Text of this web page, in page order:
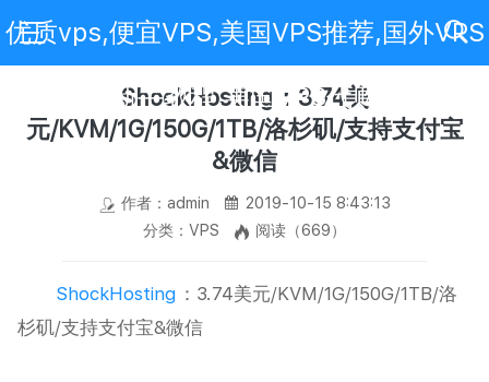
优质vps,便宜VPS,美国VPS推荐,国外VPS
评测,VPS新手教程,美国VPS代购,免费VPS
ShockHosting：3.74美
元/KVM/1G/150G/1TB/洛杉矶/支持支付宝
&微信
作者：admin
2019-10-15 8:43:13
分类：VPS
阅读（669）
ShockHosting ：3.74美元/KVM/1G/150G/1TB/洛
杉矶/支持支付宝&微信